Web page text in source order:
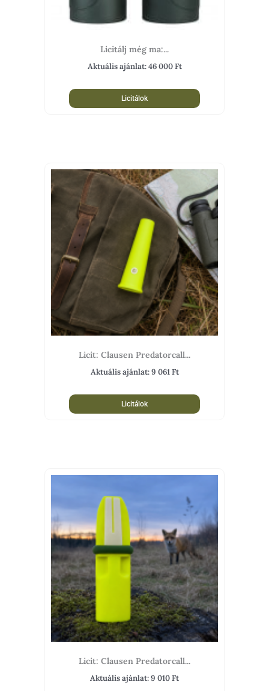
Licitálj még ma:...
Aktuális ajánlat:46 000Ft
Licitálok
Licit: Clausen Predatorcall...
Aktuális ajánlat:9 061Ft
Licitálok
Licit: Clausen Predatorcall...
Aktuális ajánlat:9 010Ft